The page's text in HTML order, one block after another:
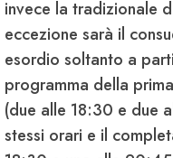
invece la tradizionale
eccezione sarà il
esordio soltanto a
programma della
(due alle 18:30 e due
stessi orari e il